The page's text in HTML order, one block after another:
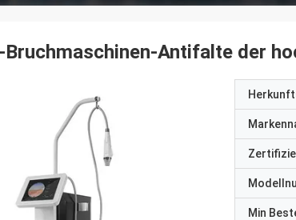
Bruchmaschinen-Antifalte der
Min